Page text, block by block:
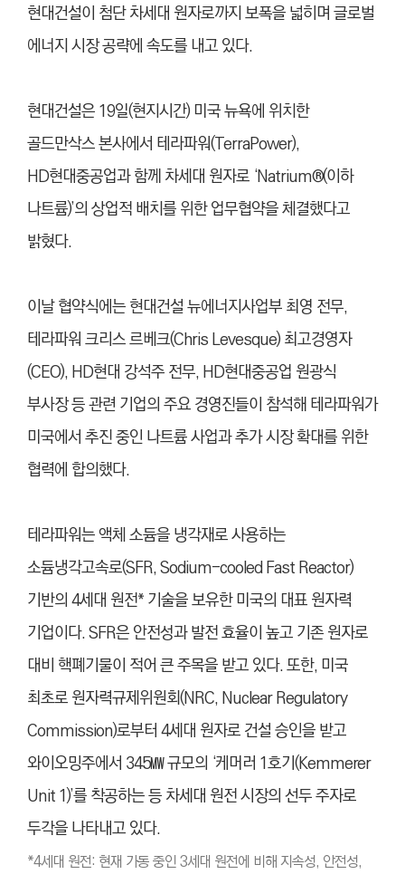
현대건설이 첨단 차세대 원자로까지 보폭을 넓히며 글로벌
에너지 시장 공략에 속도를 내고 있다.
현대건설은 19일(현지시간) 미국 뉴욕에 위치한
골드만삭스 본사에서 테라파워(TerraPower),
HD현대중공업과 함께 차세대 원자로 ‘Natrium®(이하
나트륨)’의 상업적 배치를 위한 업무협약을 체결했다고
밝혔다.
이날 협약식에는 현대건설 뉴에너지사업부 최영 전무,
테라파워 크리스 르베크(Chris Levesque) 최고경영자
(CEO), HD현대 강석주 전무, HD현대중공업 원광식
부사장 등 관련 기업의 주요 경영진들이 참석해 테라파워가
미국에서 추진 중인 나트륨 사업과 추가 시장 확대를 위한
협력에 합의했다.
테라파워는 액체 소듐을 냉각재로 사용하는
소듐냉각고속로(SFR, Sodium-cooled Fast Reactor)
기반의 4세대 원전* 기술을 보유한 미국의 대표 원자력
기업이다. SFR은 안전성과 발전 효율이 높고 기존 원자로
대비 핵폐기물이 적어 큰 주목을 받고 있다. 또한, 미국
최초로 원자력규제위원회(NRC, Nuclear Regulatory
Commission)로부터 4세대 원자로 건설 승인을 받고
와이오밍주에서 345㎿ 규모의 ‘케머러 1호기(Kemmerer
Unit 1)’를 착공하는 등 차세대 원전 시장의 선두 주자로
두각을 나타내고 있다.
*4세대 원전: 현재 가동 중인 3세대 원전에 비해 지속성, 안전성,